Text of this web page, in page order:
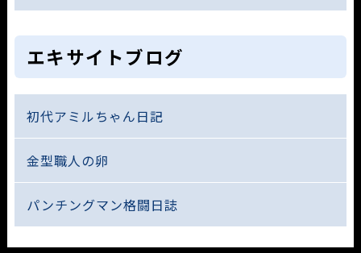
エキサイトブログ
初代アミルちゃん日記
金型職人の卵
パンチングマン格闘日誌